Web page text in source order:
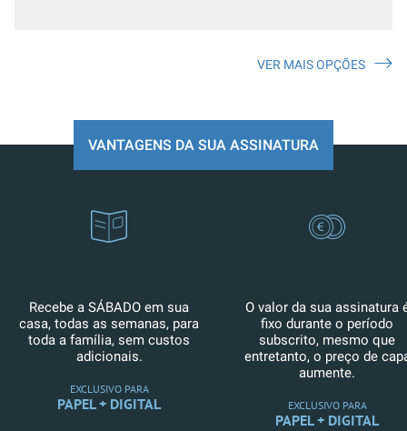
VER MAIS OPÇÕES
VANTAGENS DA SUA ASSINATURA
Recebe a SÁBADO em sua
casa, todas as semanas, para
toda a família, sem custos
adicionais.
EXCLUSIVO PARA
PAPEL + DIGITAL
O valor da sua assinatura
fixo durante o período
subscrito, mesmo que
entretanto, o preço de
aumente.
EXCLUSIVO PARA
PAPEL + DIGITAL